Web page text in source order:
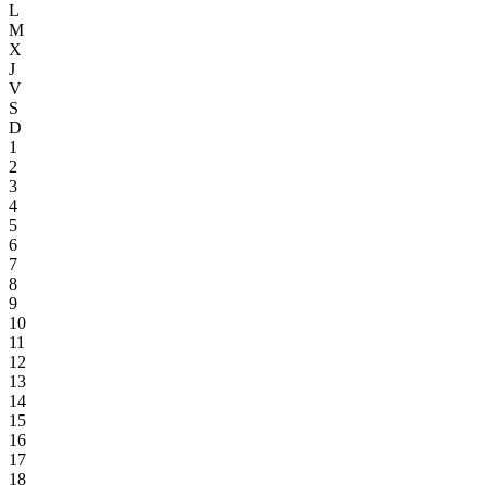
L
M
X
J
V
S
D
1
2
3
4
5
6
7
8
9
10
11
12
13
14
15
16
17
18